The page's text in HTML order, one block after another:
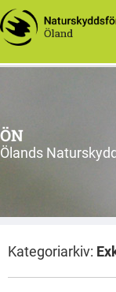
ÖN
Ölands
Kategoriarkiv: